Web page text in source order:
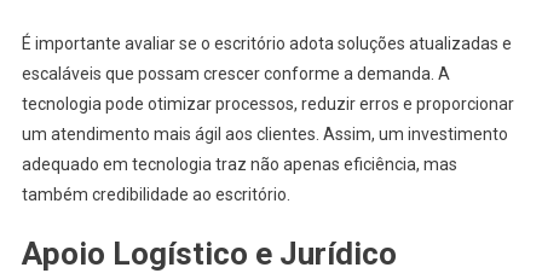
É importante avaliar se o escritório adota soluções atualizadas e
escaláveis que possam crescer conforme a demanda. A
tecnologia pode otimizar processos, reduzir erros e proporcionar
um atendimento mais ágil aos clientes. Assim, um investimento
adequado em tecnologia traz não apenas eficiência, mas
também credibilidade ao escritório.
Apoio Logístico e Jurídico